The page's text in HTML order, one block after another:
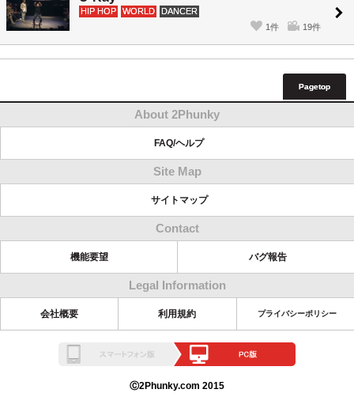
HIP HOP WORLD
DANCER
1件
19件
Pagetop
About 2Phunky
FAQ/ヘルプ
Site Map
サイトマップ
Contact
機能要望 バグ報告
Legal Information
会社概要 利用規約 プライバシーポリシー
Ⓒ2Phunky.com 2015